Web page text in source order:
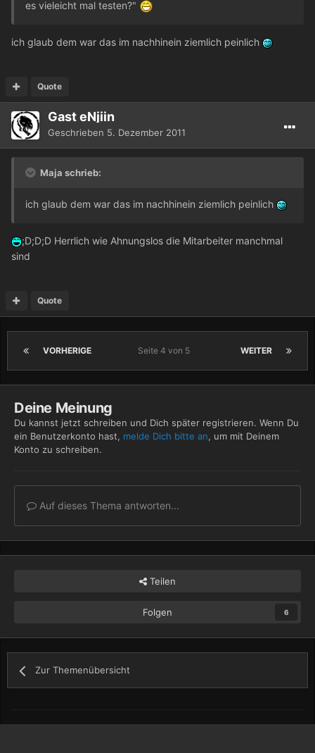
es vieleicht mal testen?"
ich glaub dem war das im nachhinein ziemlich peinlich
Quote
Gast eNjiin
Geschrieben 5. Dezember 2011
Maja schrieb:
ich glaub dem war das im nachhinein ziemlich peinlich
;D;D;D Herrlich wie Ahnungslos die Mitarbeiter manchmal
sind
Quote
VORHERIGE WEITER
Seite 4 von 5
Deine Meinung
Du kannst jetzt schreiben und Dich später registrieren. Wenn Du
ein Benutzerkonto hast, melde Dich bitte an, um mit Deinem
Konto zu schreiben.
Auf dieses Thema antworten...
Teilen
Folgen 6
Zur Themenübersicht